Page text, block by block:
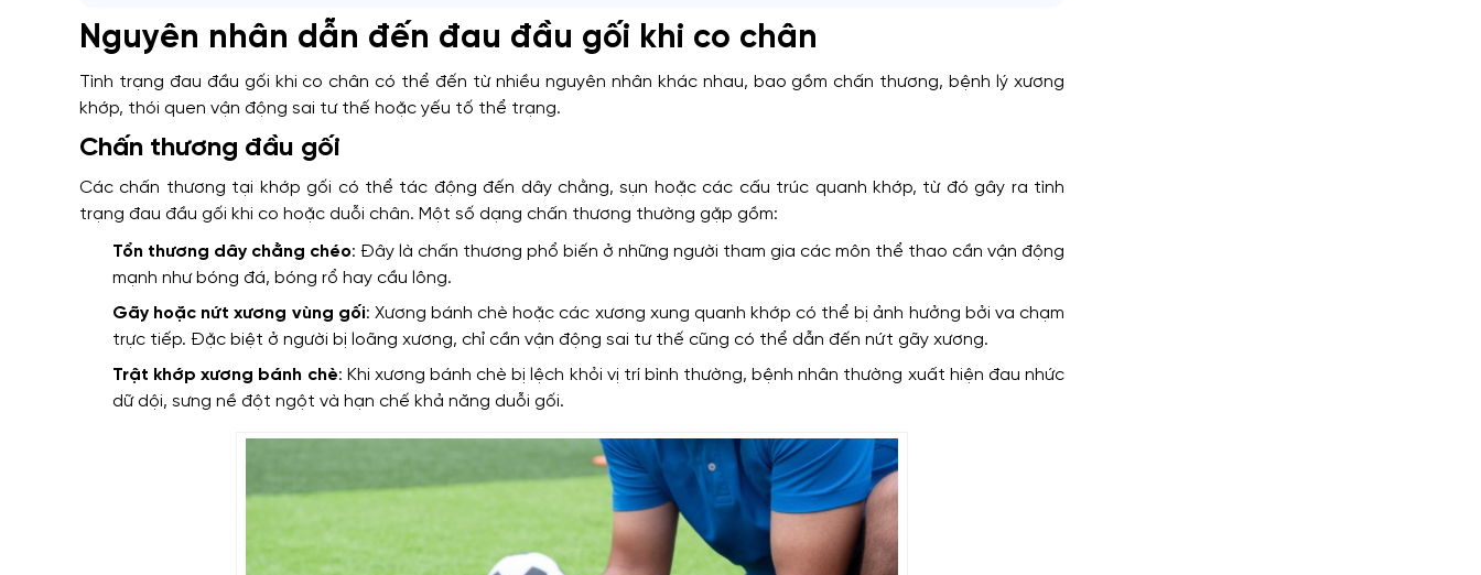
Nguyên nhân dẫn đến đau đầu gối khi co chân
Tình trạng đau đầu gối khi co chân có thể đến từ nhiều nguyên nhân khác nhau, bao gồm chấn thương, bệnh lý xương
khớp, thói quen vận động sai tư thế hoặc yếu tố thể trạng.
Chấn thương đầu gối
Các chấn thương tại khớp gối có thể tác động đến dây chằng, sụn hoặc các cấu trúc quanh khớp, từ đó gây ra tình
trạng đau đầu gối khi co hoặc duỗi chân. Một số dạng chấn thương thường gặp gồm:
Tổn thương dây chằng chéo: Đây là chấn thương phổ biến ở những người tham gia các môn thể thao cần vận động
mạnh như bóng đá, bóng rổ hay cầu lông.
Gãy hoặc nứt xương vùng gối: Xương bánh chè hoặc các xương xung quanh khớp có thể bị ảnh hưởng bởi va chạm
trực tiếp. Đặc biệt ở người bị loãng xương, chỉ cần vận động sai tư thế cũng có thể dẫn đến nứt gãy xương.
Trật khớp xương bánh chè: Khi xương bánh chè bị lệch khỏi vị trí bình thường, bệnh nhân thường xuất hiện đau nhức
dữ dội, sưng nề đột ngột và hạn chế khả năng duỗi gối.